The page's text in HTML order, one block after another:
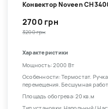
Конвектор Noveen
2700 грн
3200 грн
Характеристики
Мощность: 2000 Вт
Особенности: Термостат.
перемещения. Бесшумная
Площадь обогрева: 20 кв.м